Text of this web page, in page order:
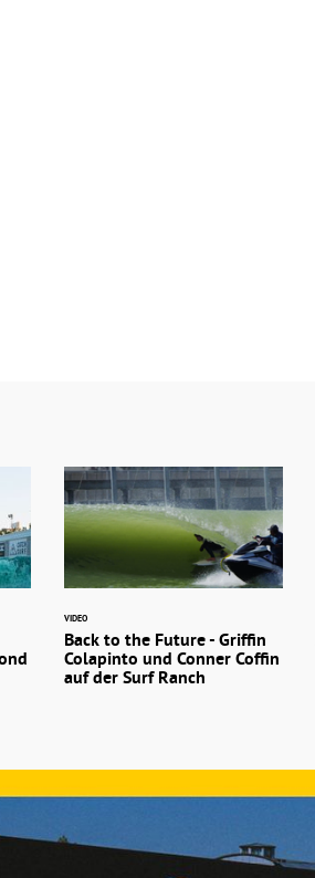
VIDEO
Back to the Future - Griffin
Colapinto und Conner Coffin
auf der Surf Ranch